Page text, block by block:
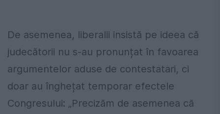
De asemenea, liberalii insistă pe ideea că
judecătorii nu s-au pronunțat în favoarea
argumentelor aduse de contestatari, ci
doar au înghețat temporar efectele
Congresului: „Precizăm de asemenea că